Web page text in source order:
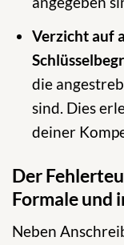
Verzicht auf
die
sind. Dies
deiner
Der
Formale und
Neben